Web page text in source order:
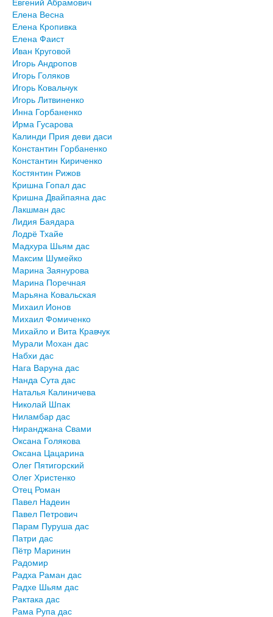
Елена Весна
Елена Кропивка
Елена Фаист
Иван Круговой
Игорь Андропов
Игорь Голяков
Игорь Ковальчук
Игорь Литвиненко
Инна Горбаненко
Ирма Гусарова
Калинди Прия деви даси
Константин Горбаненко
Константин Кириченко
Костянтин Рижов
Кришна Гопал дас
Кришна Двайпаяна дас
Лакшман дас
Лидия Баядара
Лодрё Тхайе
Мадхура Шьям дас
Максим Шумейко
Марина Заянурова
Марина Поречная
Марьяна Ковальская
Михаил Ионов
Михаил Фомиченко
Михайло и Вита Кравчук
Мурали Мохан дас
Набхи дас
Нага Варуна дас
Нанда Сута дас
Наталья Калиничева
Николай Шпак
Ниламбар дас
Ниранджана Свами
Оксана Голякова
Оксана Цацарина
Олег Пятигорский
Олег Христенко
Отец Роман
Павел Надеин
Павел Петрович
Парам Пуруша дас
Патри дас
Пётр Маринин
Радомир
Радха Раман дас
Радхе Шьям дас
Рактака дас
Рама Рупа дас